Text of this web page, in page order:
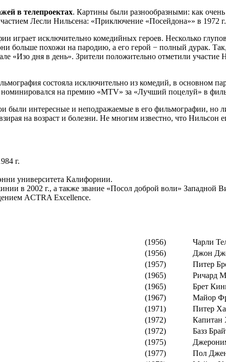
в телепроектах. Картины были разнообразными: как
Лесли Нильсена: «Приключение «Посейдона»» в 1972
играет исключительно комедийных героев. Несколько
больше похожи на пародию, а его герой − полный дурак.
«Изо дня в день». Зрители положительно отметили
состояла исключительно из комедий, в основном
на премию «MTV» за «Лучший поцелуй» в
были интересные и неподражаемые в его фильмографии, но
на возраст и болезни. Не многим известно, что
г.
университета Калифорнии.
в 2002 г., а также звание «Посол доброй воли» Западной
ACTRA Excellence.
(1956)
Чарли
(1956)
Джон
(1957)
Питер
(1965)
Ричард
(1965)
Брет
(1967)
Майор
(1971)
Питер
(1972)
Капитан
(1972)
Базз
(1975)
(1977)
Пол